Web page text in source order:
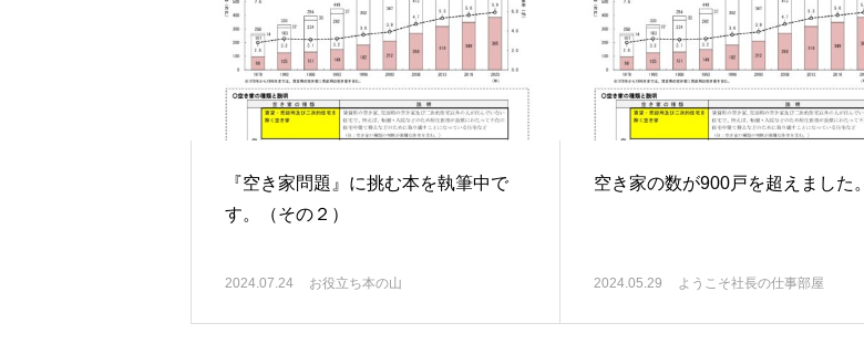
『空き家問題』に挑む本を執筆中で
す。（その２）
2024.07.24 お役立ち本の山
空き家の数が900戸を超えました。
2024.05.29 ようこそ社長の仕事部屋